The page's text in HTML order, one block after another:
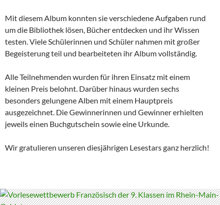
Mit diesem Album konnten sie verschiedene Aufgaben rund
um die Bibliothek lösen, Bücher entdecken und ihr Wissen
testen. Viele Schülerinnen und Schüler nahmen mit großer
Begeisterung teil und bearbeiteten ihr Album vollständig.
Alle Teilnehmenden wurden für ihren Einsatz mit einem
kleinen Preis belohnt. Darüber hinaus wurden sechs
besonders gelungene Alben mit einem Hauptpreis
ausgezeichnet. Die Gewinnerinnen und Gewinner erhielten
jeweils einen Buchgutschein sowie eine Urkunde.
Wir gratulieren unseren diesjährigen Lesestars ganz herzlich!